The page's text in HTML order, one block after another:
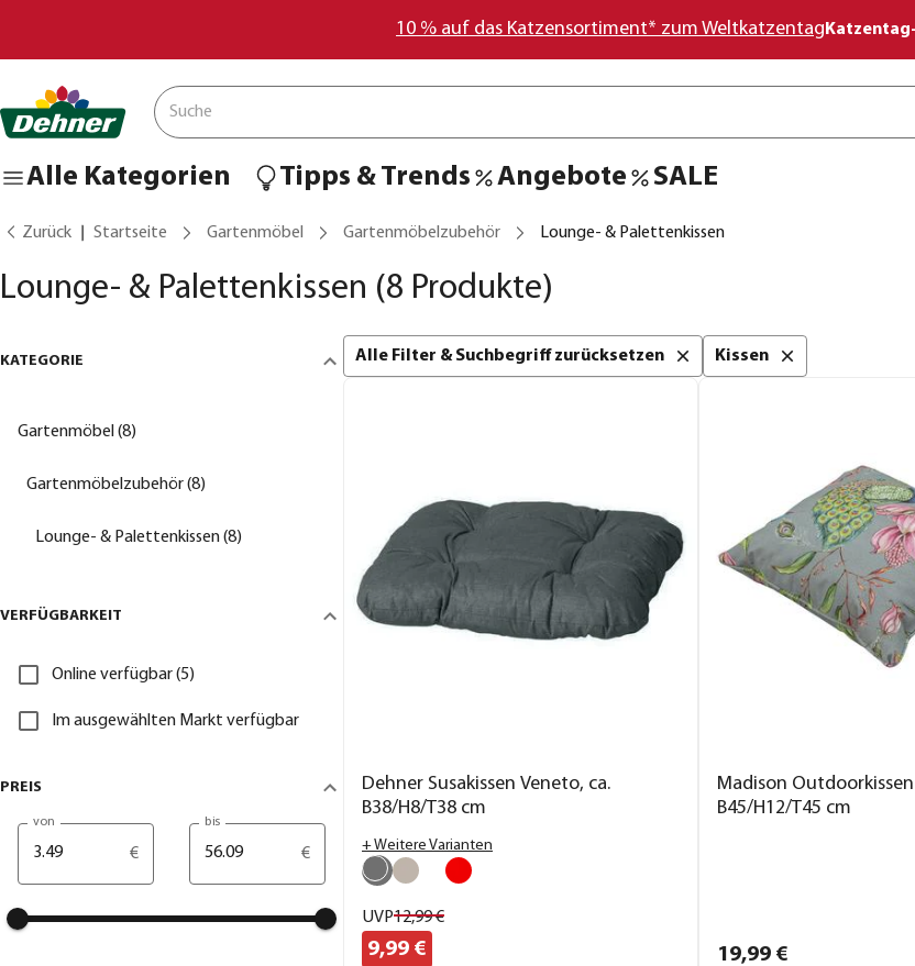
10 % auf das Katzensortiment* zum Weltkatzentag
Alle Kategorien Tipps & Trends Angebote SALE
Zurück Startseite Gartenmöbel Gartenmöbelzubehör Lounge- & Palettenkissen
Lounge- & Palettenkissen (8 Produkte)
KATEGORIE
Gartenmöbel (8)
Gartenmöbelzubehör (8)
Lounge- & Palettenkissen (8)
VERFÜGBARKEIT
Online verfügbar (5)
Im ausgewählten Markt verfügbar
PREIS
von
€
bis
€
Alle Filter & Suchbegriff zurücksetzen
Kissen
Dehner Susakissen Veneto, ca.
B38/H8/T38 cm
+ Weitere Varianten
UVP12,99€
9,99 €
Madison
B45/H12/T45 cm
19,99€